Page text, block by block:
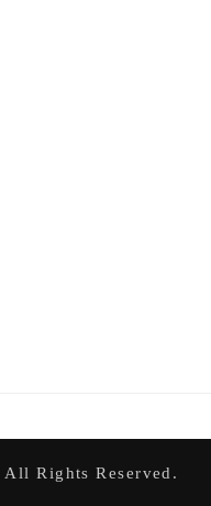
Rights Reserved.